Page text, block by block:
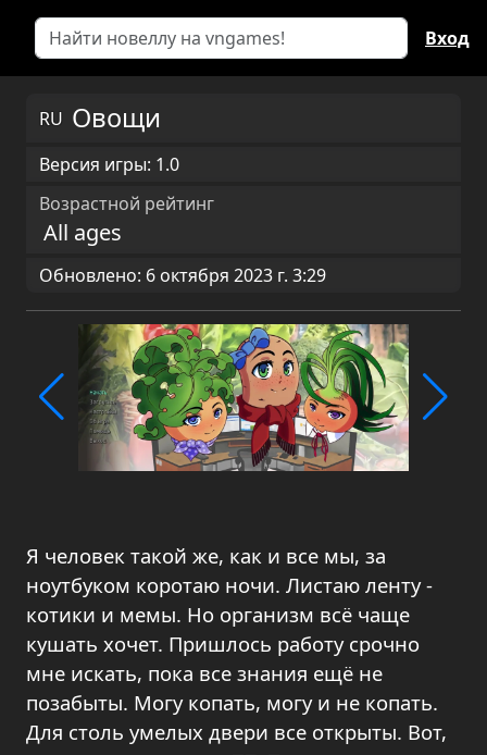
Вход
RU Овощи
Версия игры: 1.0
Возрастной рейтинг
All ages
Обновлено: 6 октября 2023 г. 3:29
Я человек такой же, как и все мы, за
ноутбуком коротаю ночи. Листаю ленту -
котики и мемы. Но организм всё чаще
кушать хочет. Пришлось работу срочно
мне искать, пока все знания ещё не
позабыты. Могу копать, могу и не копать.
Для столь умелых двери все открыты. Вот,